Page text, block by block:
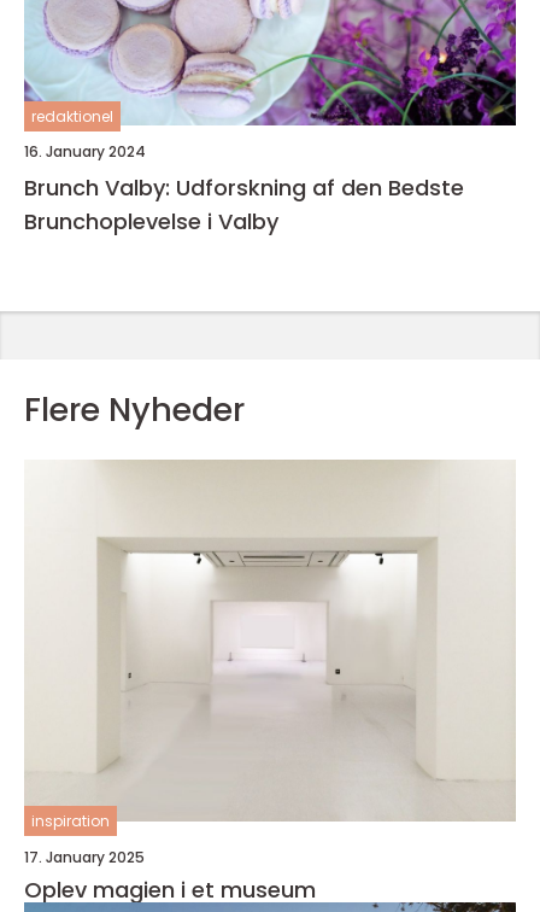
redaktionel
16. January 2024
Brunch Valby: Udforskning af den Bedste
Brunchoplevelse i Valby
Flere Nyheder
inspiration
17. January 2025
Oplev magien i et museum